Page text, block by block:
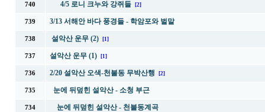
740 4/5 로니 크누와 강쥐들 [2]
739 3/13 서해안 바다 풍경들 - 학암포와 벌말
738 설악산 운무 (2) [1]
737 설악산 운무 (1) [1]
736 2/20 설악산 오색-천불동 무박산행 [2]
735 눈에 뒤덮힌 설악산 - 소청 부근
734 눈에 뒤덮힌 설악산 - 천불동계곡